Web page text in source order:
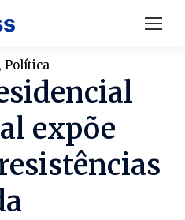
, Política
expõe